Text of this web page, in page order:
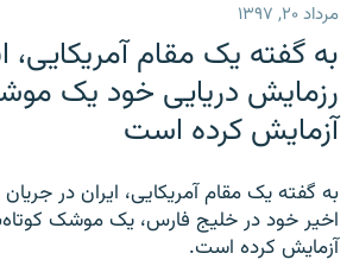
مرداد ۲۰, ۱۳۹۷
به گفته یک مقام آمریکایی،
رزمایش دریایی خود یک
آزمایش کرده است
به گفته یک مقام آمریکایی، ایران در
اخیر خود در خلیج فارس، یک موشک
آزمایش کرده است.